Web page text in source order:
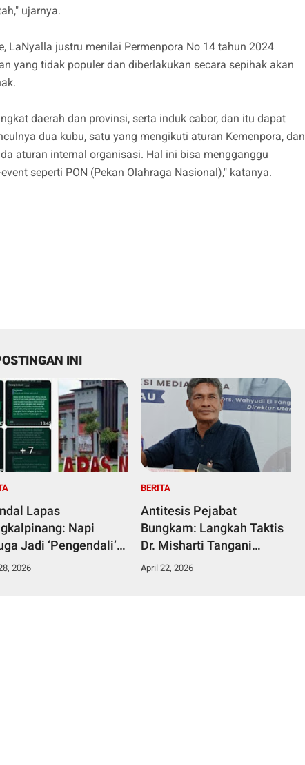
ujarnya.
LaNyalla justru menilai Permenpora No 14 tahun 2024
yang tidak populer dan diberlakukan secara sepihak akan
daerah dan provinsi, serta induk cabor, dan itu dapat
dua kubu, satu yang mengikuti aturan Kemenpora, dan
aturan internal organisasi. Hal ini bisa mengganggu
seperti PON (Pekan Olahraga Nasional)," katanya.
INI
Lapas
Napi
Jadi ‘Pengendali’
dari Kamar
2026
BERITA
Antitesis Pejabat
Bungkam: Langkah Taktis
Dr. Misharti Tangani
Skandal Belatung Tuai
April 22, 2026